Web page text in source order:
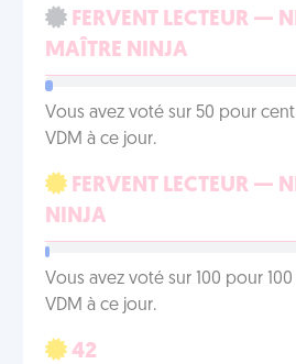
FERVENT LECTEUR —
MAÎTRE NINJA
Vous avez voté sur 50 pour
VDM à ce jour.
FERVENT LECTEUR —
NINJA
Vous avez voté sur 100 pour
VDM à ce jour.
42